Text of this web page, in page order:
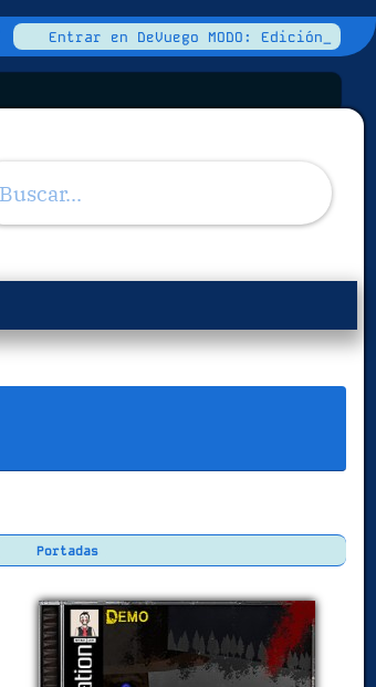
Entrar en DeVuego MODO: Edición_
Portadas